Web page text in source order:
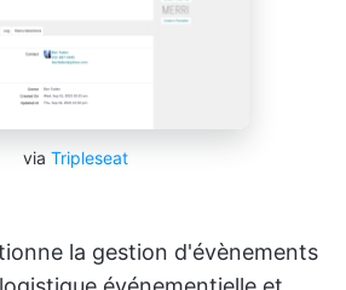
via Tripleseat
la gestion d'évènements